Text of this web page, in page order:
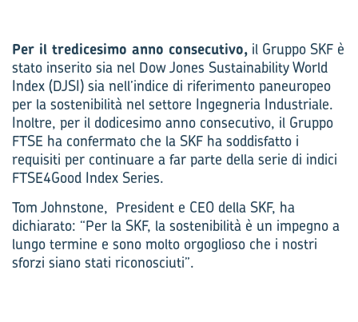
Per il tredicesimo anno consecutivo, il Gruppo SKF è
stato inserito sia nel Dow Jones Sustainability World
Index (DJSI) sia nell’indice di riferimento paneuropeo
per la sostenibilità nel settore Ingegneria Industriale.
Inoltre, per il dodicesimo anno consecutivo, il Gruppo
FTSE ha confermato che la SKF ha soddisfatto i
requisiti per continuare a far parte della serie di indici
FTSE4Good Index Series.
Tom Johnstone, President e CEO della SKF, ha
dichiarato: “Per la SKF, la sostenibilità è un impegno a
lungo termine e sono molto orgoglioso che i nostri
sforzi siano stati riconosciuti”.